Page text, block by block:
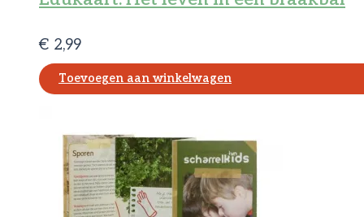
€ 2,99
Toevoegen aan winkelwagen